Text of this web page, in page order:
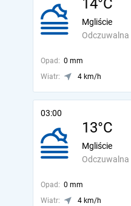
14°C
Odczuwalna
Mgliście
Opad: 0 mm
Wiatr:
4 km/h
03:00
13°C
Odczuwalna
Mgliście
Opad: 0 mm
Wiatr:
4 km/h